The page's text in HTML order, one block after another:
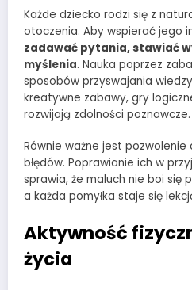
Każde dziecko rodzi się z
otoczenia. Aby wspierać jego
zadawać pytania, stawiać
myślenia. Nauka poprzez
sposobów przyswajania
kreatywne zabawy, gry
rozwijają zdolności poznawcze.
Równie ważne jest pozwolenie
błędów. Poprawianie ich w
sprawia, że maluch nie boi się
a każda pomyłka staje się
Aktywność
życia